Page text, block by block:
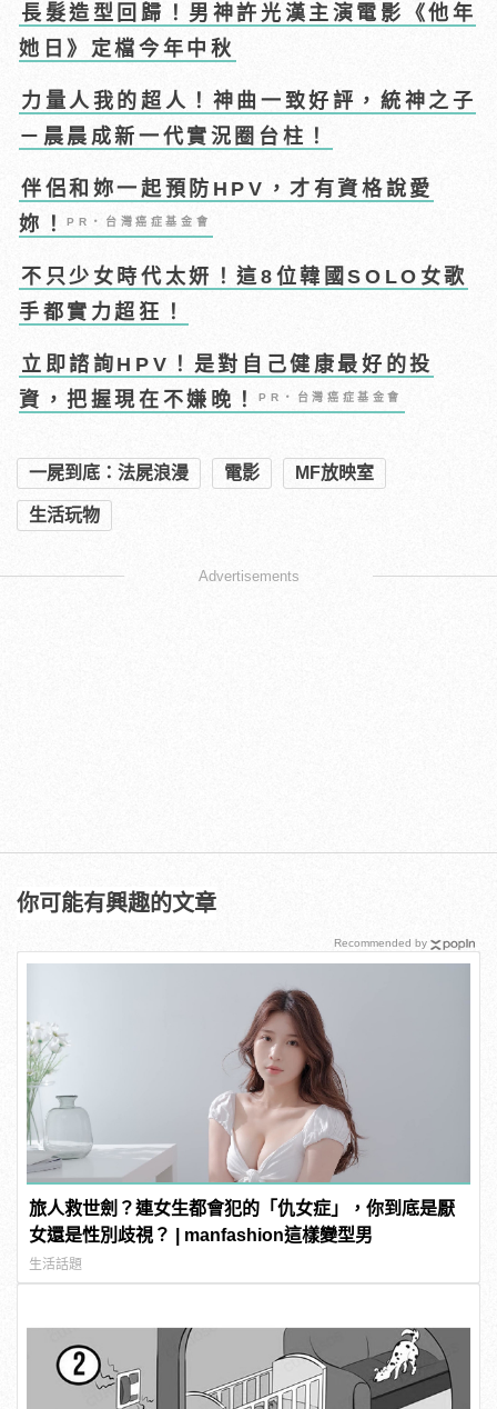
長髮造型回歸！男神許光漢主演電影《他年
她日》定檔今年中秋
力量人我的超人！神曲一致好評，統神之子
－晨晨成新一代實況圈台柱！
伴侶和妳一起預防HPV，才有資格說愛
妳！PR・台灣癌症基金會
不只少女時代太妍！這8位韓國SOLO女歌
手都實力超狂！
立即諮詢HPV！是對自己健康最好的投
資，把握現在不嫌晚！PR・台灣癌症基金會
一屍到底：法屍浪漫 電影 MF放映室
生活玩物
Advertisements
你可能有興趣的文章
旅人救世劍？連女生都會犯的「仇女症」，你到底是厭
女還是性別歧視？ | manfashion這樣變型男
生活話題
Recommended by